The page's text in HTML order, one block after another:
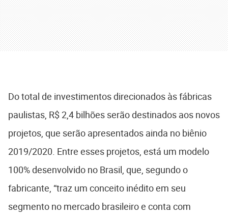
Do total de investimentos direcionados às fábricas
paulistas, R$ 2,4 bilhões serão destinados aos novos
projetos, que serão apresentados ainda no biênio
2019/2020. Entre esses projetos, está um modelo
100% desenvolvido no Brasil, que, segundo o
fabricante, “traz um conceito inédito em seu
segmento no mercado brasileiro e conta com